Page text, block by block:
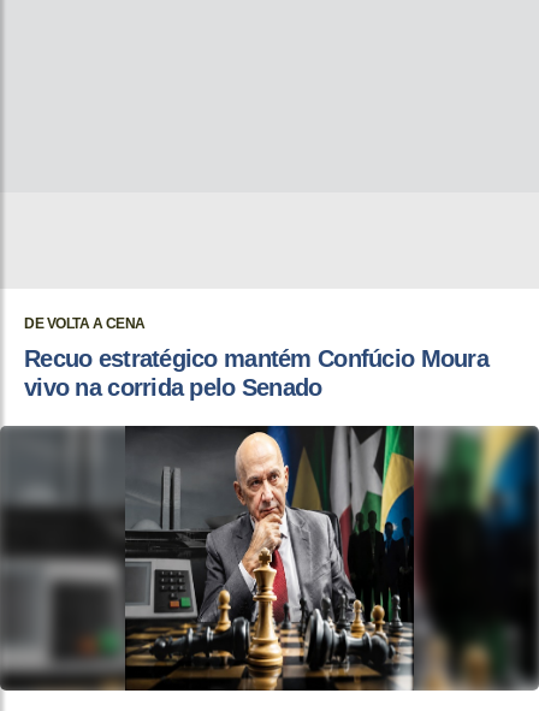
DE VOLTA A CENA
Recuo estratégico mantém Confúcio Moura
vivo na corrida pelo Senado